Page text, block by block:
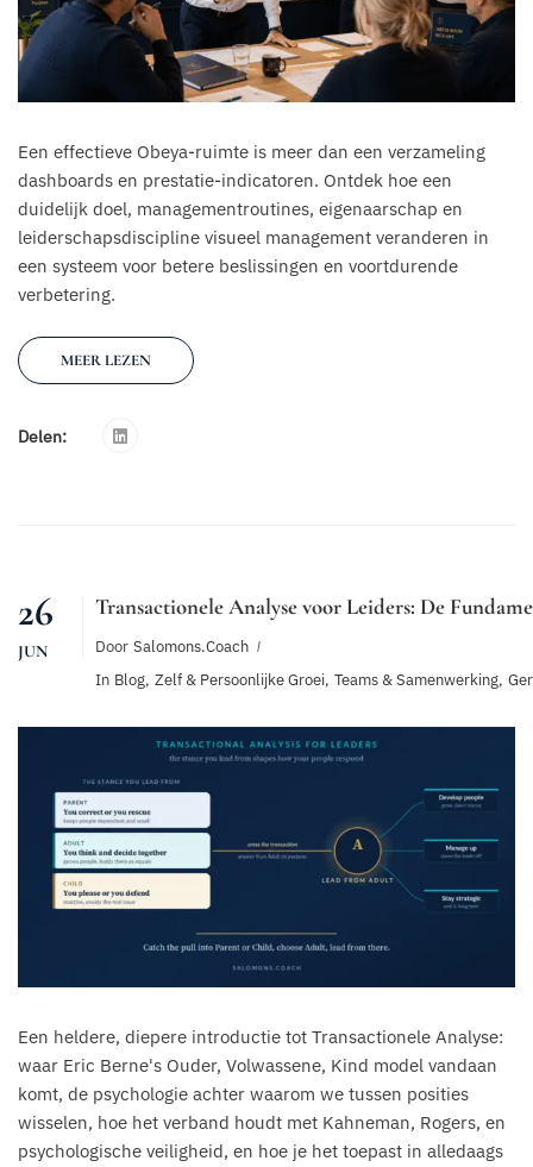
Een effectieve Obeya-ruimte is meer dan een verzameling
dashboards en prestatie-indicatoren. Ontdek hoe een
duidelijk doel, managementroutines, eigenaarschap en
leiderschapsdiscipline visueel management veranderen in
een systeem voor betere beslissingen en voortdurende
verbetering.
MEER LEZEN
Delen:
26
JUN
Transactionele Analyse voor Leiders: De
Door Salomons.coach
In Blog, Zelf & Persoonlijke Groei, Teams & Samenwerking,
Een heldere, diepere introductie tot Transactionele Analyse:
waar Eric Berne's Ouder, Volwassene, Kind model vandaan
komt, de psychologie achter waarom we tussen posities
wisselen, hoe het verband houdt met Kahneman, Rogers, en
psychologische veiligheid, en hoe je het toepast in alledaags